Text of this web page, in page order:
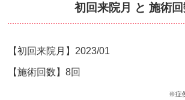
初回来院月 と 施術
【初回来院月】2023/01
【施術回数】8回
※症